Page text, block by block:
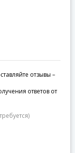
отзывы –
ответов от